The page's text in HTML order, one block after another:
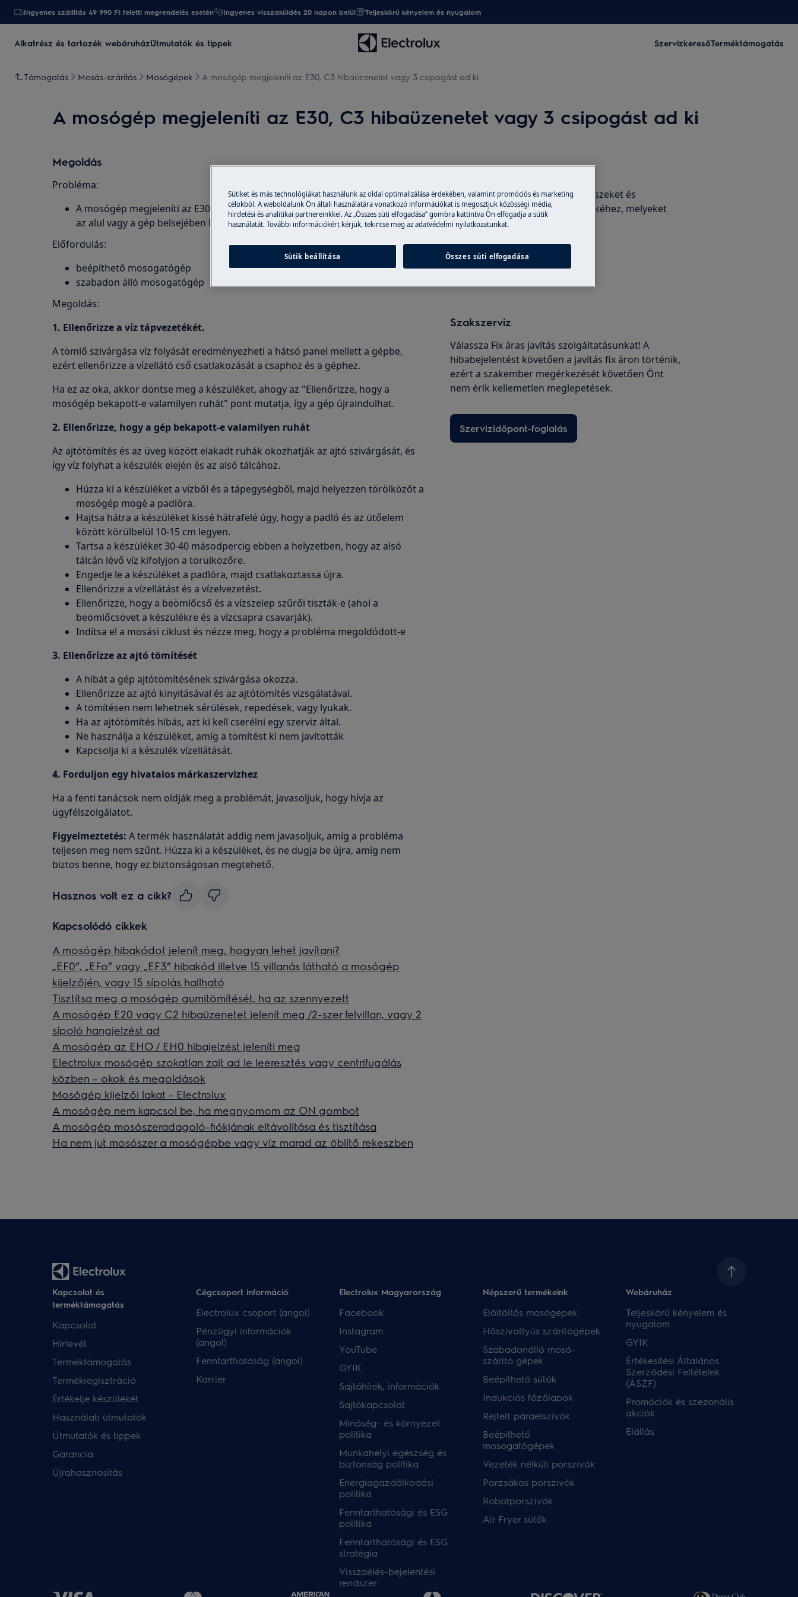
Ingyenes szállítás 49 990 Ft feletti megrendelés esetén Ingyenes visszaküldés 20 napon belül Teljeskörű kényelem és nyugalom
Alkatrész és tartozék webáruházÚtmutatók és tippek SzervizkeresőTerméktámogatás
Támogatás Mosás-szárítás Mosógépek A mosógép megjeleníti az E30, C3 hibaüzenetet vagy 3 csipogást ad ki
A mosógép megjeleníti az E30, C3 hibaüzenetet vagy 3 csipogást ad ki
Megoldás
Probléma:
A mosógép megjeleníti az E30, C3 hibaüzenetet vagy 3 csipogást ad ki. A hibát
az alul vagy a gép belsejében lévő víz okozza.
Előfordulás:
beépíthető mosogatógép
szabadon álló mosogatógép
Megoldás:
1. Ellenőrizze a víz tápvezetékét.
A tömlő szivárgása víz folyását eredményezheti a hátsó panel mellett a gépbe,
ezért ellenőrizze a vízellátó cső csatlakozását a csaphoz és a géphez.
Ha ez az oka, akkor döntse meg a készüléket, ahogy az "Ellenőrizze, hogy a
mosógép bekapott-e valamilyen ruhát" pont mutatja, így a gép újraindulhat.
2. Ellenőrizze, hogy a gép bekapott-e valamilyen ruhát
Az ajtótömítés és az üveg között elakadt ruhák okozhatják az ajtó szivárgását, és
így víz folyhat a készülék elején és az alsó tálcához.
Húzza ki a készüléket a vízből és a tápegységből, majd helyezzen törölközőt a
mosógép mögé a padlóra.
Hajtsa hátra a készüléket kissé hátrafelé úgy, hogy a padló és az ütőelem
között körülbelül 10-15 cm legyen.
Tartsa a készüléket 30-40 másodpercig ebben a helyzetben, hogy az alsó
tálcán lévő víz kifolyjon a törülközőre.
Engedje le a készüléket a padlóra, majd csatlakoztassa újra.
Ellenőrizze a vízellátást és a vízelvezetést.
Ellenőrizze, hogy a beömlőcső és a vízszelep szűrői tiszták-e (ahol a
beömlőcsövet a készülékre és a vízcsapra csavarják).
Indítsa el a mosási ciklust és nézze meg, hogy a probléma megoldódott-e
3. Ellenőrízze az ajtó tömítését
A hibát a gép ajtótömítésének szivárgása okozza.
Ellenőrizze az ajtó kinyitásával és az ajtótömítés vizsgálatával.
A tömítésen nem lehetnek sérülések, repedések, vagy lyukak.
Ha az ajtótömítés hibás, azt ki kell cserélni egy szerviz által.
Ne használja a készüléket, amíg a tömítést ki nem javították
Kapcsolja ki a készülék vízellátását.
4. Forduljon egy hivatalos márkaszervizhez
Ha a fenti tanácsok nem oldják meg a problémát, javasoljuk, hogy hívja az
ügyfélszolgálatot.
Figyelmeztetés: A termék használatát addig nem javasoljuk, amíg a probléma
teljesen meg nem szűnt. Húzza ki a készüléket, és ne dugja be újra, amíg nem
biztos benne, hogy ez biztonságosan megtehető.
Hasznos volt ez a cikk?
Kapcsolódó cikkek
A mosógép hibakódot jelenít meg, hogyan lehet javítani?
„EF0”, „EFo” vagy „EF3” hibakód illetve 15 villanás látható a mosógép
kijelzőjén, vagy 15 sípolás hallható
Tisztítsa meg a mosógép gumitömítését, ha az szennyezett
A mosógép E20 vagy C2 hibaüzenetet jelenít meg /2-szer felvillan, vagy 2
sípoló hangjelzést ad
A mosógép az EHO / EH0 hibajelzést jeleníti meg
Electrolux mosógép szokatlan zajt ad le leeresztés vagy centrifugálás
közben – okok és megoldások
Mosógép kijelzői lakat - Electrolux
A mosógép nem kapcsol be, ha megnyomom az ON gombot
A mosógép mosószeradagoló-fiókjának eltávolítása és tisztítása
Ha nem jut mosószer a mosógépbe vagy víz marad az öblítő rekeszben
Alkatrészek és tartozékok
A webáruházban eredeti alkatrészeket és
tartozékokat vásárolhat készülékéhez, melyeket
házhoz is szállítunk Önnek.
Webáruházba
Szakszerviz
Válassza Fix áras javítás szolgáltatásunkat! A
hibabejelentést követően a javítás fix áron történik,
ezért a szakember megérkezését követően Önt
nem érik kellemetlen meglepetések.
Szervizidőpont-foglalás
Kapcsolat és
terméktámogatás
Kapcsolat
Hírlevél
Terméktámogatás
Termékregisztráció
Értékelje készülékét
Használati útmutatók
Útmutatók és tippek
Garancia
Újrahasznosítás
Cégcsoport információ
Electrolux csoport (angol)
Pénzügyi információk
(angol)
Fenntarthatóság (angol)
Karrier
Electrolux Magyarország
Facebook
Instagram
YouTube
GYIK
Sajtóhírek, információk
Sajtókapcsolat
Minőség- és környezet
politika
Munkahelyi egészség és
biztonság politika
Energiagazdálkodási
politika
Fenntarthatósági és ESG
politika
Fenntarthatósági és ESG
stratégia
Visszaélés-bejelentési
rendszer
Népszerű termékeink
Elöltöltős mosógépek
Hőszivattyús szárítógépek
Szabadonálló mosó-
szárító gépek
Beépíthető sütők
Indukciós főzőlapok
Rejtett páraelszívók
Beépíthető
mosogatógépek
Vezeték nélküli porszívók
Porzsákos porszívók
Robotporszívók
Air Fryer sütők
Webáruház​
Teljeskörű kényelem és
nyugalom
GYIK
Értékesítési Általános
Szerződési Feltételek
(ÁSZF)
Promóciók és szezonális
akciók
Elállás
Sütiket és más technológiákat használunk az oldal optimalizálása érdekében, valamint promóciós és marketing
célokból. A weboldalunk Ön általi használatára vonatkozó információkat is megosztjuk közösségi média,
hirdetési és analitikai partnereinkkel. Az „Összes süti elfogadása” gombra kattintva Ön elfogadja a sütik
használatát. További információkért kérjük, tekintse meg az adatvédelmi nyilatkozatunkat.
Sütik beállítása Összes süti elfogadása